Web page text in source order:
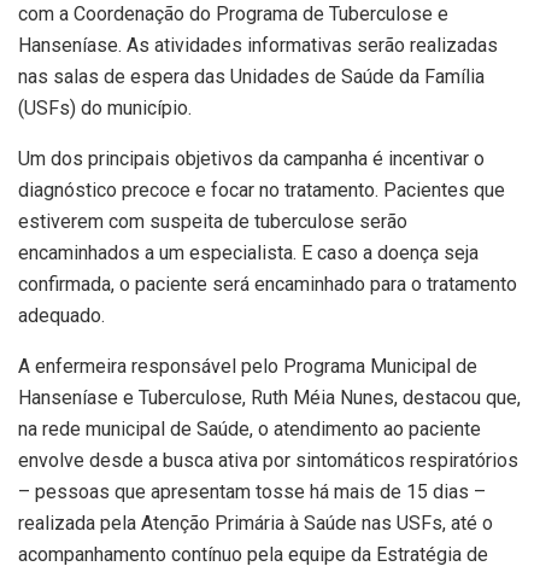
com a Coordenação do Programa de Tuberculose e
Hanseníase. As atividades informativas serão realizadas
nas salas de espera das Unidades de Saúde da Família
(USFs) do município.
Um dos principais objetivos da campanha é incentivar o
diagnóstico precoce e focar no tratamento. Pacientes que
estiverem com suspeita de tuberculose serão
encaminhados a um especialista. E caso a doença seja
confirmada, o paciente será encaminhado para o tratamento
adequado.
A enfermeira responsável pelo Programa Municipal de
Hanseníase e Tuberculose, Ruth Méia Nunes, destacou que,
na rede municipal de Saúde, o atendimento ao paciente
envolve desde a busca ativa por sintomáticos respiratórios
– pessoas que apresentam tosse há mais de 15 dias –
realizada pela Atenção Primária à Saúde nas USFs, até o
acompanhamento contínuo pela equipe da Estratégia de